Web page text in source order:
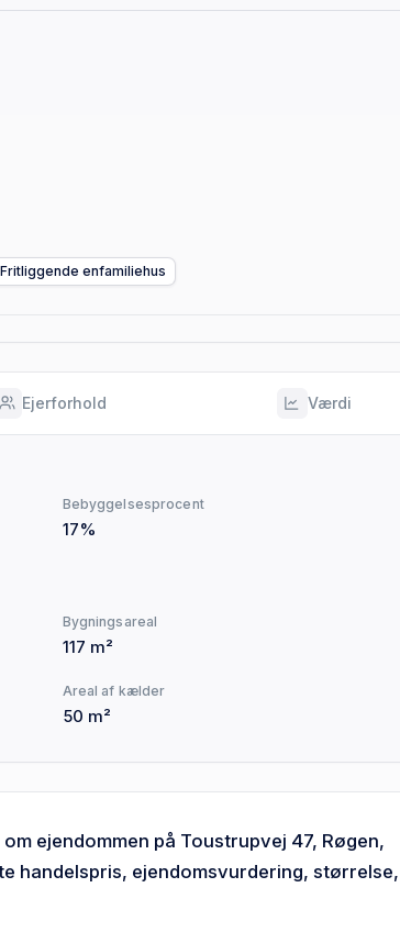
Fritliggende enfamiliehus
Ejerforhold Værdi
Bebyggelsesprocent
17%
Bygningsareal
117 m²
Areal af kælder
50 m²
ejendommen på Toustrupvej 47, Røgen,
handelspris, ejendomsvurdering, størrelse,